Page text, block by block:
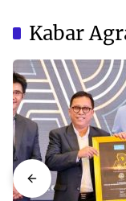
Competition
Kabar